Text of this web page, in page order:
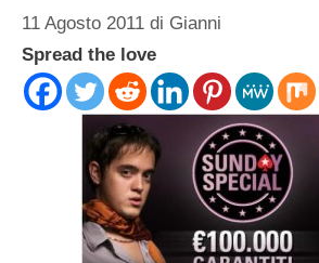
11 Agosto 2011 di Gianni
Spread the love